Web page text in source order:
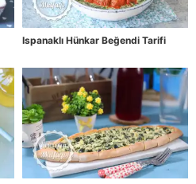
Ispanaklı Hünkar Beğendi Tarifi